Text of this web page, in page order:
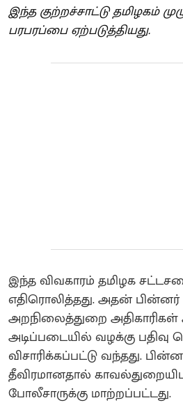
இந்த குற்றச்சாட்டு தமிழகம்
பரபரப்பை ஏற்படுத்தியது.
இந்த விவகாரம் தமிழக
எதிரொலித்தது. அதன் பின்னர்
அறநிலைத்துறை அதிகாரிகள்
அடிப்படையில் வழக்கு பதிவு
விசாரிக்கப்பட்டு வந்தது.
தீவிரமானதால் காவல்துறையிடம்
போலீசாருக்கு மாற்றப்பட்டது.